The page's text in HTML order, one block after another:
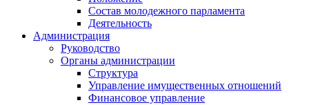
Состав молодежного парламента
Деятельность
Администрация
Руководство
Органы администрации
Структура
Управление имущественных отношений
Финансовое управление